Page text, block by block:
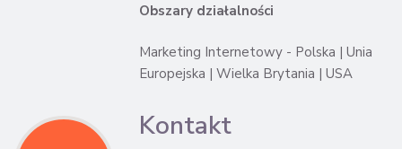
Obszary działalności
Marketing Internetowy - Polska | Unia
Europejska | Wielka Brytania | USA
Kontakt